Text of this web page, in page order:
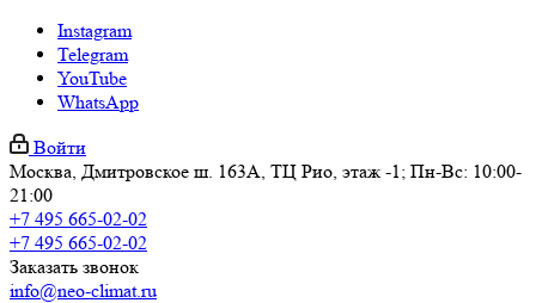
Instagram
Telegram
YouTube
WhatsApp
Войти
Москва, Дмитровское ш. 163А, ТЦ Рио, этаж -1; Пн-Вс: 10:00-
21:00
+7 495 665-02-02
+7 495 665-02-02
Заказать звонок
info@neo-climat.ru